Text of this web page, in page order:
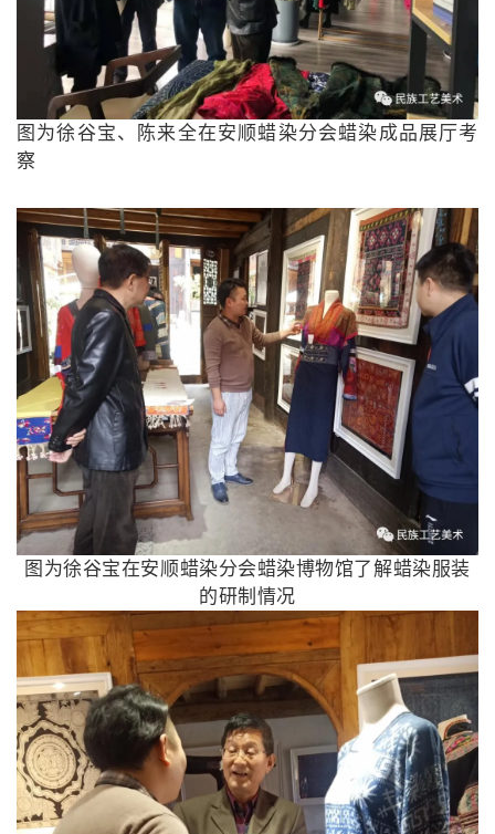
图为徐谷宝、陈来全在安顺蜡染分会蜡染成品展厅考
察
图为徐谷宝在安顺蜡染分会蜡染博物馆了解蜡染服装
的研制情况